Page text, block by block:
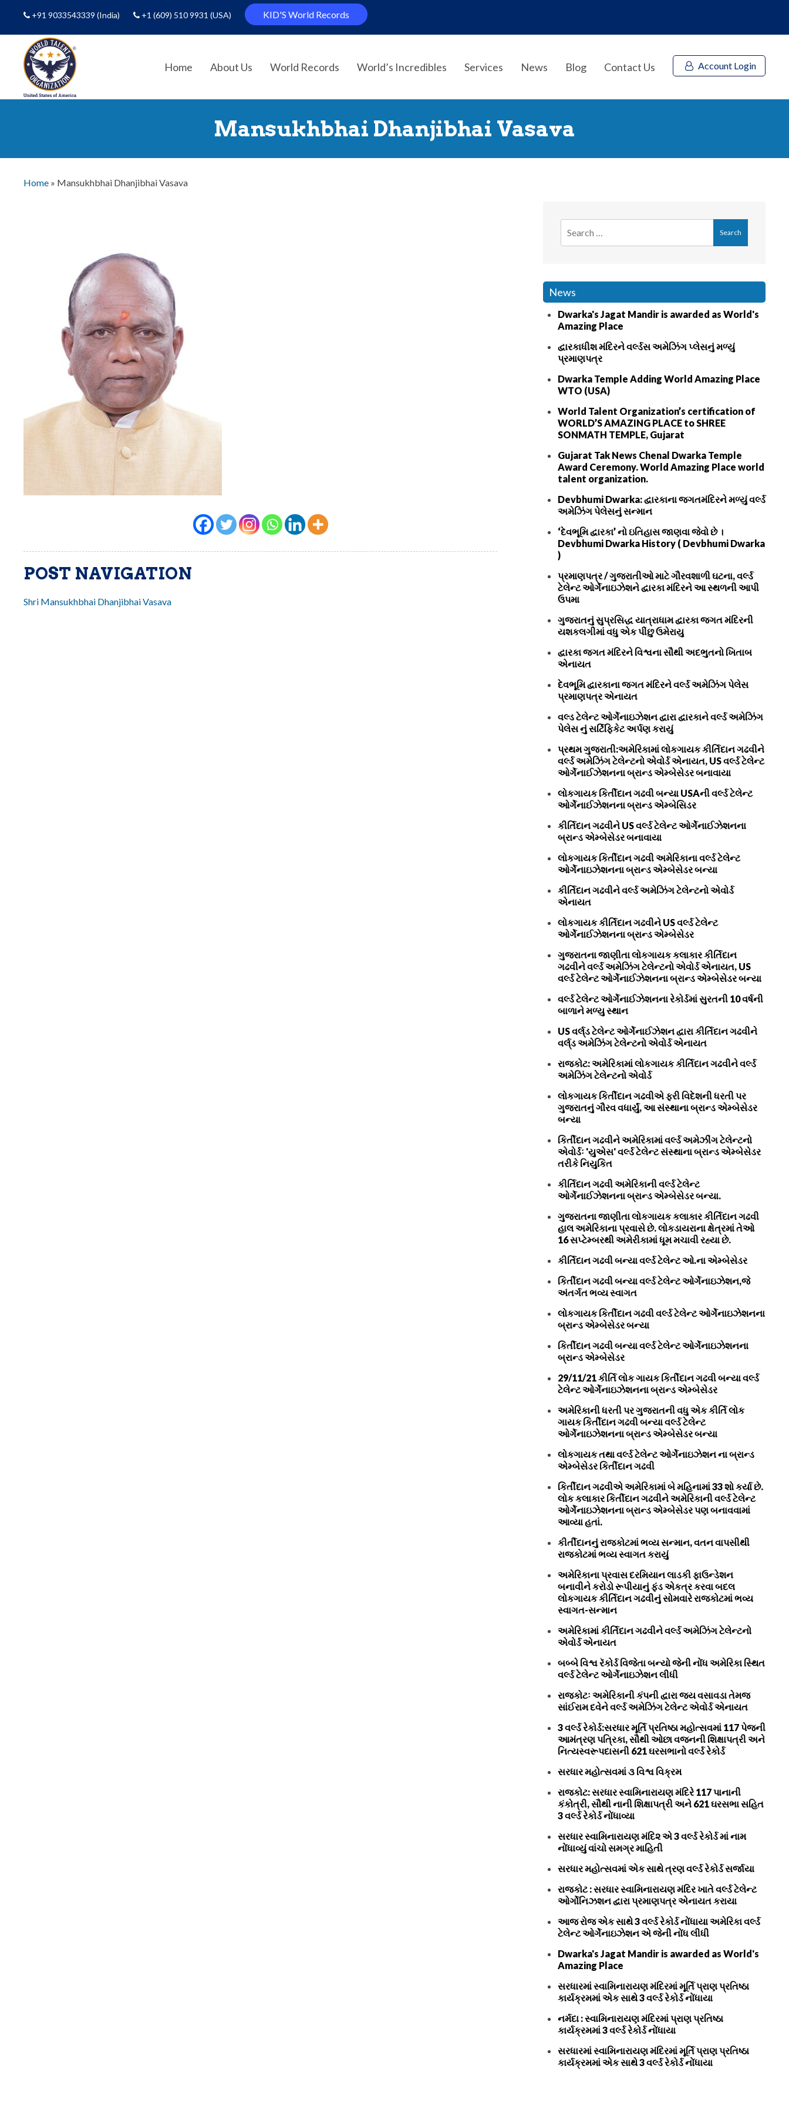
+91 9033543339(India) +1 (609) 510 9931 (USA) KID'S World Records
Home About Us World Records World’s Incredibles Services News Blog Contact Us Account Login
Mansukhbhai Dhanjibhai Vasava
Home » Mansukhbhai Dhanjibhai Vasava
POST NAVIGATION
Shri Mansukhbhai Dhanjibhai Vasava
News
Dwarka's Jagat Mandir is awarded as World's
Amazing Place
દ્વારકાધીશ મંદિરને વર્લ્ડસ અમેઝિંગ પ્લેસનું મળ્યું
પ્રમાણપત્ર
Dwarka Temple Adding World Amazing Place
WTO (USA)
World Talent Organization’s certification of
WORLD’S AMAZING PLACE to SHREE
SONMATH TEMPLE, Gujarat
Gujarat Tak News Chenal Dwarka Temple
Award Ceremony. World Amazing Place world
talent organization.
Devbhumi Dwarka: દ્વારકાના જગતમંદિરને મળ્યું વર્લ્ડ
અમેઝિંગ પેલેસનું સન્માન
‘દેવભૂમિ દ્વારકા’ નો ઇતિહાસ જાણવા જેવો છે ।
Devbhumi Dwarka History ( Devbhumi Dwarka
)
પ્રમાણપત્ર / ગુજરાતીઓ માટે ગૌરવશાળી ઘટના, વર્લ્ડ
ટેલેન્ટ ઓર્ગેનાઇઝેશને દ્વારકા મંદિરને આ સ્થળની આપી
ઉપમા
ગુજરાતનું સુપ્રસિદ્ધ યાત્રાધામ દ્વારકા જગત મંદિરની
યશકલગીમાં વધુ એક પીંછુ ઉમેરાયુ
દ્વારકા જગત મંદિરને વિશ્વના સૌથી અદભુતનો ખિતાબ
એનાયત
દેવભૂમિ દ્વારકાના જગત મંદિરને વર્લ્ડ અમેઝિંગ પેલેસ
પ્રમાણપત્ર એનાયત
વલ્ડ ટેલેન્ટ ઓર્ગેનાઇઝેશન દ્વારા દ્વારકાને વર્લ્ડ અમેઝિંગ
પેલેસ નું સર્ટિફિકેટ અર્પણ કરાયું
પ્રથમ ગુજરાતી:અમેરિકામાં લોકગાયક કીર્તિદાન ગઢવીને
વર્લ્ડ અમેઝિંગ ટેલેન્ટનો એવોર્ડ એનાયત, US વર્લ્ડ ટેલેન્ટ
ઓર્ગેનાઈઝેશનના બ્રાન્ડ એમ્બેસેડર બનાવાયા
લોકગાયક કિર્તીદાન ગઢવી બન્યા USAની વર્લ્ડ ટેલેન્ટ
ઓર્ગેનાઈઝેશનના બ્રાન્ડ એમ્બેસિડર
કીર્તિદાન ગઢવીને US વર્લ્ડ ટેલેન્ટ ઓર્ગેનાઈઝેશનના
બ્રાન્ડ એમ્બેસેડર બનાવાયા
લોકગાયક કિર્તીદાન ગઢવી અમેરિકાના વર્લ્ડ ટેલેન્ટ
ઓર્ગેનાઇઝેશનના બ્રાન્ડ એમ્બેસેડર બન્યા
કીર્તિદાન ગઢવીને વર્લ્ડ અમેઝિંગ ટેલેન્ટનો એવોર્ડ
એનાયત
લોકગાયક કીર્તિદાન ગઢવીને US વર્લ્ડ ટેલેન્ટ
ઓર્ગેનાઈઝેશનના બ્રાન્ડ એમ્બેસેડર
ગુજરાતના જાણીતા લોકગાયક કલાકાર કીર્તિદાન
ગઢવીને વર્લ્ડ અમેઝિંગ ટેલેન્ટનો એવોર્ડ એનાયત, US
વર્લ્ડ ટેલેન્ટ ઓર્ગેનાઈઝેશનના બ્રાન્ડ એમ્બેસેડર બન્યા
વર્લ્ડ ટેલેન્ટ ઓર્ગેનાઈઝેશનના રેકોર્ડમાં સુરતની 10 વર્ષની
બાળાને મળ્યુ સ્થાન
US વર્લ્‌ડ ટેલેન્ટ ઓર્ગેનાઈઝેશન દ્વારા કીર્તિદાન ગઢવીને
વર્લ્‌ડ અમેઝિંગ ટેલેન્ટનો એવોર્ડ એનાયત
રાજકોટ: અમેરિકામાં લોકગાયક કીર્તિદાન ગઢવીને વર્લ્ડ
અમેઝિંગ ટેલેન્ટનો એવોર્ડ
લોકગાયક કિર્તીદાન ગઢવીએ ફરી વિદેશની ધરતી પર
ગુજરાતનું ગૌરવ વધાર્યું, આ સંસ્થાના બ્રાન્ડ એમ્બેસેડર
બન્યા
કિર્તીદાન ગઢવીને અમેરિકામાં વર્લ્ડ અમેઝીંગ ટેલેન્ટનો
એવોર્ડઃ 'યુએસ' વર્લ્ડ ટેલેન્ટ સંસ્થાના બ્રાન્ડ એમ્બેસેડર
તરીકે નિયુકિત
કીર્તિદાન ગઢવી અમેરિકાની વર્લ્ડ ટેલેન્ટ
ઓર્ગેનાઈઝેશનના બ્રાન્ડ એમ્બેસેડર બન્યા.
ગુજરાતના જાણીતા લોકગાયક કલાકાર કીર્તિદાન ગઢવી
હાલ અમેરિકાના પ્રવાસે છે. લોકડાયરાના ક્ષેત્રમાં તેઓ
16 સપ્ટેમ્બરથી અમેરીકામાં ધૂમ મચાવી રહ્યા છે.
કીર્તિદાન ગઢવી બન્યા વર્લ્ડ ટેલેન્ટ ઓ.ના એમ્બેસેડર
કિર્તીદાન ગઢવી બન્યા વર્લ્ડ ટેલેન્ટ ઓર્ગેનાઇઝેશન,જે
અંતર્ગત ભવ્ય સ્વાગત
લોકગાયક કિર્તીદાન ગઢવી વર્લ્ડ ટેલેન્ટ ઓર્ગેનાઇઝેશનના
બ્રાન્ડ એમ્બેસેડર બન્યા
કિર્તીદાન ગઢવી બન્યા વર્લ્ડ ટેલેન્ટ ઓર્ગેનાઇઝેશનના
બ્રાન્ડ એમ્બેસેડર
29/11/21 કીર્તિ લોક ગાયક કિર્તીદાન ગઢવી બન્યા વર્લ્ડ
ટેલેન્ટ ઓર્ગેનાઇઝેશનના બ્રાન્ડ એમ્બેસેડર
અમેરિકાની ધરતી પર ગુજરાતની વધુ એક કીર્તિ લોક
ગાયક કિર્તીદાન ગઢવી બન્યા વર્લ્ડ ટેલેન્ટ
ઓર્ગેનાઇઝેશનના બ્રાન્ડ એમ્બેસેડર બન્યા
લોકગાયક તથા વર્લ્ડ ટેલેન્ટ ઓર્ગેનાઇઝેશન ના બ્રાન્ડ
એમ્બેસેડર કિર્તીદાન ગઢવી
કિર્તીદાન ગઢવીએ અમેરિકામાં બે મહિનામાં 33 શો કર્યા છે.
લોક કલાકાર કિર્તીદાન ગઢવીને અમેરિકાની વર્લ્ડ ટેલેન્ટ
ઓર્ગેનાઇઝેશનના બ્રાન્ડ એમ્બેસેડર પણ બનાવવામાં
આવ્યા હતાં.
કીર્તીદાનનું રાજકોટમાં ભવ્ય સન્માન, વતન વાપસીથી
રાજકોટમાં ભવ્ય સ્વાગત કરાયું
અમેરિકાના પ્રવાસ દરમિયાન લાડકી ફાઉન્ડેશન
બનાવીને કરોડો રૂપીયાનું ફંડ એકત્ર કરવા બદલ
લોકગાયક કીર્તિદાન ગઢવીનું સોમવારે રાજકોટમાં ભવ્ય
સ્વાગત-સન્માન
અમેરિકામાં કીર્તિદાન ગઢવીને વર્લ્ડ અમેઝિંગ ટેલેન્ટનો
એવોર્ડ એનાયત
બબ્બે વિશ્વ રૅકોર્ડ વિજેતા બન્યો જેની નોંધ અમેરિકા સ્થિત
વર્લ્ડ ટેલેન્ટ ઓર્ગેનાઇઝેશન લીધી
રાજકોટઃ અમેરિકાની કંપની દ્વારા જય વસાવડા તેમજ
સાંઈરામ દવેને વર્લ્ડ અમેઝિંગ ટેલેન્ટ એવોર્ડ એનાયત
3 વર્લ્ડ રેકોર્ડ:સરધાર મૂર્તિ પ્રતિષ્ઠા મહોત્સવમાં 117 પેજની
આમંત્રણ પત્રિકા, સૌથી ઓછા વજનની શિક્ષાપત્રી અને
નિત્યસ્વરૂપદાસની 621 ઘરસભાનો વર્લ્ડ રેકોર્ડ
સરધાર મહોત્સવમાં ૩ વિશ્વ વિક્રમ
રાજકોટ: સરધાર સ્વામિનારાયણ મંદિરે 117 પાનાની
કંકોત્રી, સૌથી નાની શિક્ષાપત્રી અને 621 ઘરસભા સહિત
3 વર્લ્ડ રેકોર્ડ નોંધાવ્યા
સરધાર સ્વામિનારાયણ મંદિ૨ એ 3 વર્લ્ડ રેકોર્ડ માં નામ
નોંધાવ્યું વાંચો સમગ્ર માહિતી
સરધાર મહોત્સવમાં એક સાથે ત્રણ વર્લ્ડ રેકોર્ડ સર્જાયા
રાજકોટ : સરધાર સ્વામિનારાયણ મંદિર ખાતે વર્લ્ડ ટેલેન્ટ
ઓર્ગોનિઝશન દ્વારા પ્રમાણપત્ર એનાયત કરાયા
આજ રોજ એક સાથે 3 વર્લ્ડ રેકોર્ડ નોંધાયા અમેરિકા વર્લ્ડ
ટેલેન્ટ ઓર્ગેનાઇઝેશન એ જેની નોંધ લીધી
Dwarka's Jagat Mandir is awarded as World's
Amazing Place
સરધારમાં સ્વામિનારાયણ મંદિરમાં મૂર્તિ પ્રાણ પ્રતિષ્ઠા
કાર્યક્રમમાં એક સાથે 3 વર્લ્ડ રેકોર્ડ નોંધાયા
નર્મદા : સ્વામિનારાયણ મંદિરમાં પ્રાણ પ્રતિષ્ઠા
કાર્યક્રમમાં 3 વર્લ્ડ રેકોર્ડ નોંધાયા
સરધારમાં સ્વામિનારાયણ મંદિરમાં મૂર્તિ પ્રાણ પ્રતિષ્ઠા
કાર્યક્રમમાં એક સાથે 3 વર્લ્ડ રેકોર્ડ નોંધાયા